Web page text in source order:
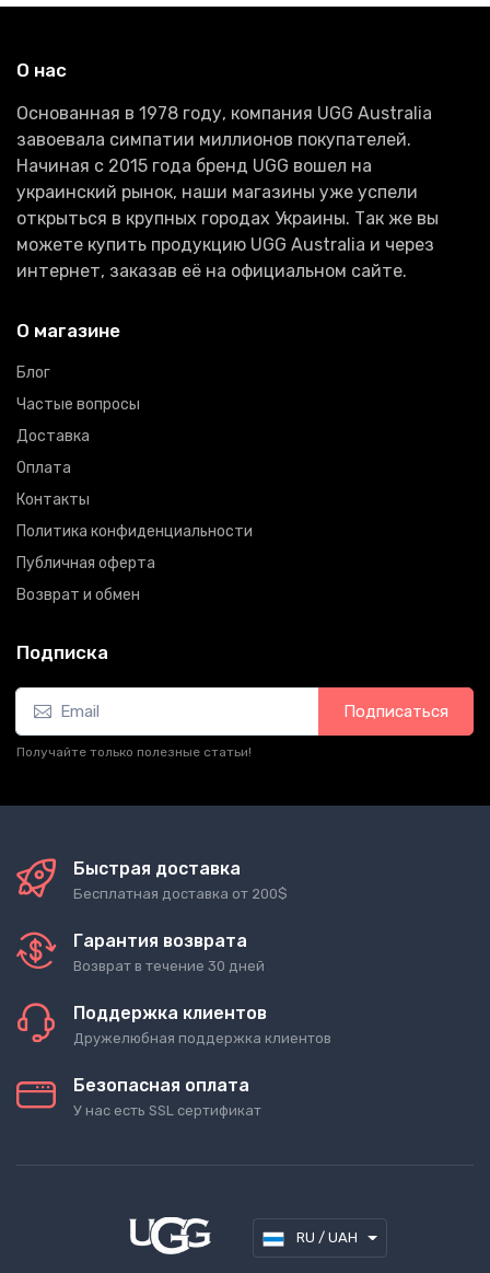
О нас
Основанная в 1978 году, компания UGG Australia
завоевала симпатии миллионов покупателей.
Начиная с 2015 года бренд UGG вошел на
украинский рынок, наши магазины уже успели
открыться в крупных городах Украины. Так же вы
можете купить продукцию UGG Australia и через
интернет, заказав её на официальном сайте.
О магазине
Блог
Частые вопросы
Доставка
Оплата
Контакты
Политика конфиденциальности
Публичная оферта
Возврат и обмен
Подписка
Подписаться
Получайте только полезные статьи!
Быстрая доставка
Бесплатная доставка от 200$
Гарантия возврата
Возврат в течение 30 дней
Поддержка клиентов
Дружелюбная поддержка клиентов
Безопасная оплата
У нас есть SSL сертификат
RU / UAH